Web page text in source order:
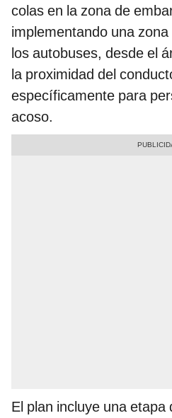
colas en la zona de
implementando una
los autobuses, desde el
la proximidad del
específicamente para
acoso.
El plan incluye una etapa